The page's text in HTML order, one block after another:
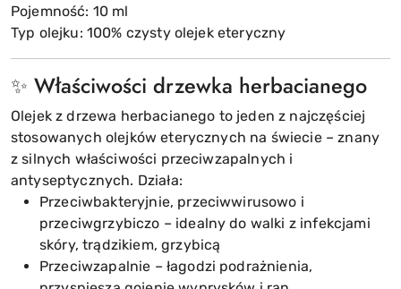
Pojemność: 10 ml
Typ olejku: 100% czysty olejek eteryczny
✨ Właściwości drzewka herbacianego
Olejek z drzewa herbacianego to jeden z najczęściej
stosowanych olejków eterycznych na świecie – znany
z silnych właściwości przeciwzapalnych i
antyseptycznych. Działa:
Przeciwbakteryjnie, przeciwwirusowo i
przeciwgrzybiczo – idealny do walki z infekcjami
skóry, trądzikiem, grzybicą
Przeciwzapalnie – łagodzi podrażnienia,